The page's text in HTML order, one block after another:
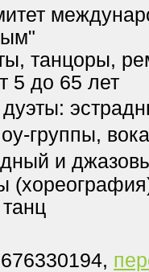
танцоры,
5 до 65 лет
группы,
и